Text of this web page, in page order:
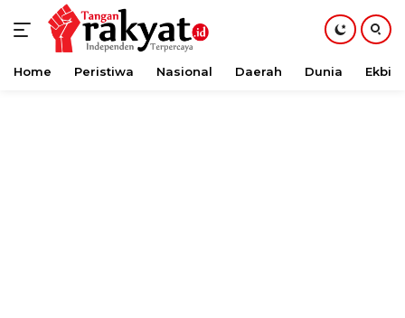
Langsung
Home Peristiwa Nasional Daerah Dunia Ekbis